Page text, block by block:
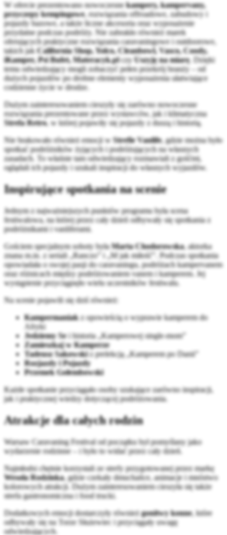
W ofercie prezentowano nowoczesnekampery, kampervany,
przyczepy kempingowe, rozwiązania offroadowe, zabudowy i
pojazdy bazowe, a także liczne akcesoria oraz wyposażenie
przydatne podczas podróży. Nie zabrakło również marek
oferujących praktyczne rozwiązania caravaningowe i outdoorowe,
takich jakCalifornia Shop, Yolco, Cleanbowl, Vasco, Coody,
iKamper, Psi Bufet, Materacyk.plczy Uszyję na miarę. Dzięki
temu odwiedzający mogli zobaczyć pełen przekrój branży – od
dużych pojazdów po drobne elementy wyposażenia ułatwiające
codzienne życie w drodze.
Dużym zainteresowaniem cieszyły się zarówno nowoczesne
rozwiązania prezentowane przez wystawców, jak i klimatyczna
Strefa Retro, w której pojawiły się pojazdy z duszą i historią.
Nie brakowało również emocji w Strefie Vanlife, gdzie można było
spotkać podróżników żyjących i podróżujących na własnych
zasadach. To właśnie tam odwiedzający rozmawiali z gośćmi,
oglądali ich pojazdy i szukali inspiracji do własnych wyjazdów.
Inspirujące spotkania na scenie
Jednym z najważniejszych punktów programu była scena
festiwalowa, na której przez cały dzień odbywały się spotkania z
podróżnikami i vanliferami.
Gościem specjalnym soboty byłaMarta Chodorowska, aktorka
znana m.in. z seriali „Ranczo” i „M jak miłość”. Podczas spotkania
opowiadała o swojej pasji do caravaningu, podróżach kampervanem
oraz różnicach między podróżowaniem vanem i kamperem. Jej
wystąpienie przyciągnęło wielu uczestników festiwalu.
Na scenie pojawili się dziś również:
Kampermaniakz opowieścią o wyprawie kamperem do
Afryki
Jedziemy Sei historia „Kamperowej single-mom”
Zamieszkaj w Kamperze
Tadeusz Sakowskiz prelekcją „Kamperem po Danii”
Rozjazdy i Pojazdy
Przemek Gołembowski
Każde spotkanie przyciągało osoby szukające zarówno inspiracji,
jak i praktycznej wiedzy dotyczącej podróżowania.
Atrakcje dla całych rodzin
Warsaw Caravaning Festival od początku był pomyślany jako
wydarzenie rodzinne – i było to widać przez cały dzień.
Najmłodsi chętnie korzystali ze strefy przygotowanej przez markę
Wesoła Rodzinka, gdzie czekały dmuchańce, animacje i mnóstwo
kolorowych atrakcji. Dużym zainteresowaniem cieszyła się także
strefa gastronomiczna i food trucki.
Dodatkowych emocji dostarczyły równieżgonitwy konne, które
odbywały się na Torze Służewiec i przyciągały uwagę
odwiedzających.